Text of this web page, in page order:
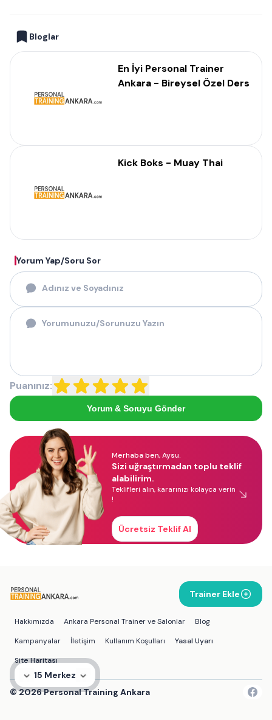
15 Merkez
Bloglar
En İyi Personal Trainer
Ankara - Bireysel Özel Ders
Kick Boks - Muay Thai
Yorum Yap/Soru Sor
Puanınız:
Yorum & Soruyu Gönder
Merhaba ben, Aysu.
Sizi uğraştırmadan toplu teklif
alabilirim.
Teklifleri alın, kararınızı kolayca verin
!
Ücretsiz Teklif Al
Trainer Ekle
Hakkımızda Ankara Personal Trainer ve Salonlar
Blog
Kampanyalar
İletişim Kullanım Koşulları
Yasal Uyarı
Site Haritası
©2026Personal Training Ankara